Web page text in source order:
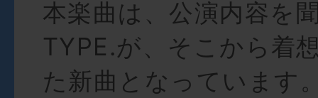
本楽曲は、公演内容を
TYPE.が、そこから着
た新曲となっています